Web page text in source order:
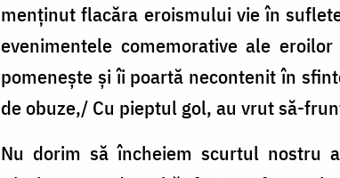
menținut flacăra eroismului vie în
evenimentele comemorative ale
pomenește și îi poartă necontenit în
de obuze,/ Cu pieptul gol, au vrut să-
Nu dorim să încheiem scurtul nostru